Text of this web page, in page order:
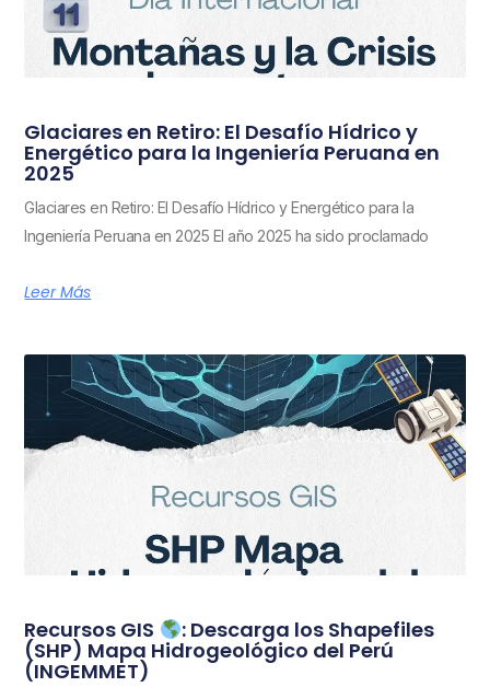
Glaciares en Retiro: El Desafío Hídrico y
Energético para la Ingeniería Peruana en
2025
Glaciares en Retiro: El Desafío Hídrico y Energético para la
Ingeniería Peruana en 2025 El año 2025 ha sido proclamado
Leer Más
Recursos GIS : Descarga los Shapefiles
(SHP) Mapa Hidrogeológico del Perú
(INGEMMET)